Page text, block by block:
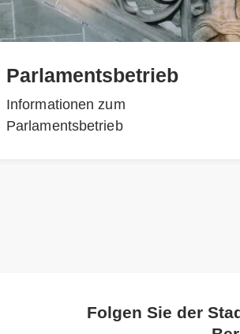
Parlamentsbetrieb
Informationen zum
Parlamentsbetrieb
Folgen Sie der